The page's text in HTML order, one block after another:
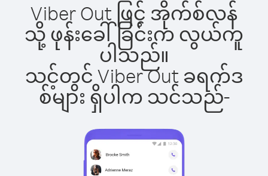
Viber Out ဖြင့် အိုက်စ်လန်
သို့ ဖုန်းခေါ်ခြင်းက လွယ်ကူ
ပါသည်။
သင့်တွင် Viber Out ခရက်ဒ
စ်များ ရှိပါက သင်သည်-